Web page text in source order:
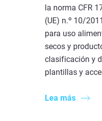
la norma CFR
(UE) n.º 10/
para uso
secos y
clasificación y
plantillas y
Lea más